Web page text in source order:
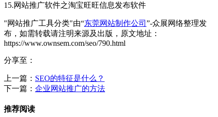
15.网站推广软件之淘宝旺旺信息发布软件
"网站推广工具分类"由“东莞网站制作公司 ”-众展网络整理发
布，如需转载请注明来源及出版，原文地址：
https://www.ownsem.com/seo/790.html
分享至：
上一篇： SEO的特征是什么？
下一篇： 企业网站推广的方法
推荐阅读